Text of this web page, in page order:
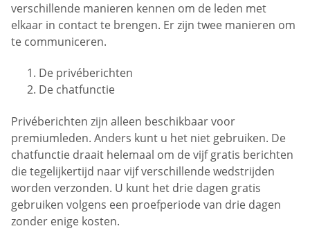
verschillende manieren kennen om de leden met
elkaar in contact te brengen. Er zijn twee manieren om
te communiceren.
De privéberichten
De chatfunctie
Privéberichten zijn alleen beschikbaar voor
premiumleden. Anders kunt u het niet gebruiken. De
chatfunctie draait helemaal om de vijf gratis berichten
die tegelijkertijd naar vijf verschillende wedstrijden
worden verzonden. U kunt het drie dagen gratis
gebruiken volgens een proefperiode van drie dagen
zonder enige kosten.